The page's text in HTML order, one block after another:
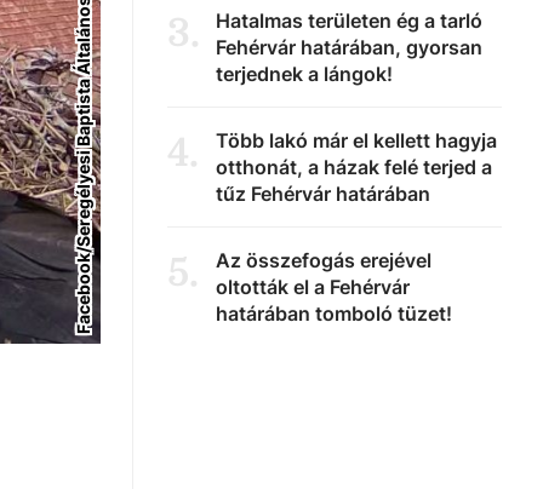
3.
Hatalmas területen ég a tarló
Fehérvár határában, gyorsan
terjednek a lángok!
4.
Több lakó már el kellett hagyja
otthonát, a házak felé terjed a
tűz Fehérvár határában
5.
Az összefogás erejével
oltották el a Fehérvár
határában tomboló tüzet!